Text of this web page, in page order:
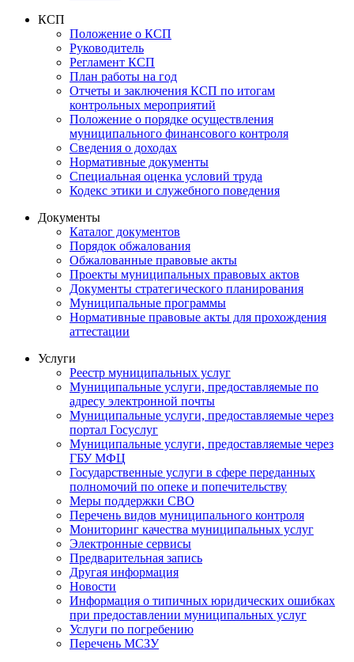
КСП
Положение о КСП
Руководитель
Регламент КСП
План работы на год
Отчеты и заключения КСП по итогам
контрольных мероприятий
Положение о порядке осуществления
муниципального финансового контроля
Сведения о доходах
Нормативные документы
Специальная оценка условий труда
Кодекс этики и служебного поведения
Документы
Каталог документов
Порядок обжалования
Обжалованные правовые акты
Проекты муниципальных правовых актов
Документы стратегического планирования
Муниципальные программы
Нормативные правовые акты для прохождения
аттестации
Услуги
Реестр муниципальных услуг
Муниципальные услуги, предоставляемые по
адресу электронной почты
Муниципальные услуги, предоставляемые через
портал Госуслуг
Муниципальные услуги, предоставляемые через
ГБУ МФЦ
Государственные услуги в сфере переданных
полномочий по опеке и попечительству
Меры поддержки СВО
Перечень видов муниципального контроля
Мониторинг качества муниципальных услуг
Электронные сервисы
Предварительная запись
Другая информация
Новости
Информация о типичных юридических ошибках
при предоставлении муниципальных услуг
Услуги по погребению
Перечень МСЗУ